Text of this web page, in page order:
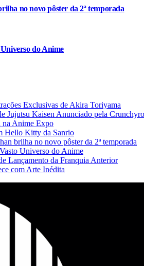
no novo pôster da 2ª temporada
do Anime
Exclusivas de Akira Toriyama
Jujutsu Kaisen Anunciado pela
na Anime Expo
Hello Kitty da Sanrio
brilha no novo pôster da 2ª temporada
Universo do Anime
Lançamento da Franquia Anterior
com Arte Inédita